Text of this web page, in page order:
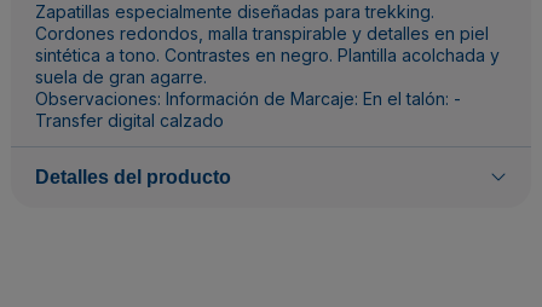
Zapatillas especialmente diseñadas para trekking.
Cordones redondos, malla transpirable y detalles en piel
sintética a tono. Contrastes en negro. Plantilla acolchada y
suela de gran agarre.
Observaciones: Información de Marcaje: En el talón: -
Transfer digital calzado
Detalles del producto